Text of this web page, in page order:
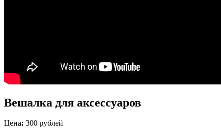
Вешалка для аксессуаров
Цена: 300 рублей